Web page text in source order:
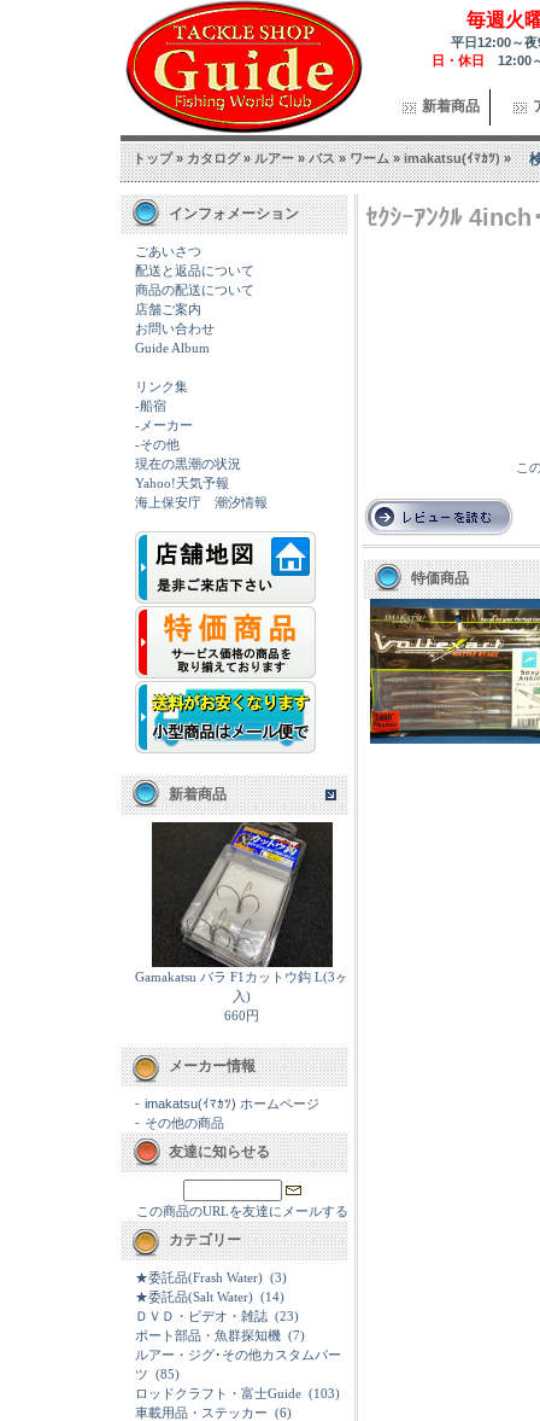
毎週火
平日12:00～
日・休日 12:00
新着商品
トップ»カタログ»ルアー»バス»ワーム»imakatsu(ｲﾏｶﾂ)»
インフォメーション
ごあいさつ
配送と返品について
商品の配送について
店舗ご案内
お問い合わせ
Guide Album
リンク集
-船宿
-メーカー
-その他
現在の黒潮の状況
Yahoo!天気予報
海上保安庁 潮汐情報
新着商品
Gamakatsu バラ F1カットウ鈎 L(3ヶ
入)
660円
メーカー情報
- imakatsu(ｲﾏｶﾂ) ホームページ
- その他の商品
友達に知らせる
この商品のURLを友達にメールする
カテゴリー
★委託品(Frash Water) (3)
★委託品(Salt Water) (14)
ＤＶＤ・ビデオ・雑誌 (23)
ボート部品・魚群探知機 (7)
ルアー・ジグ･その他カスタムパー
ツ (85)
ロッドクラフト・富士Guide (103)
車載用品・ステッカー (6)
ｾｸｼｰｱﾝｸﾙ 4inch
こ
特価商品